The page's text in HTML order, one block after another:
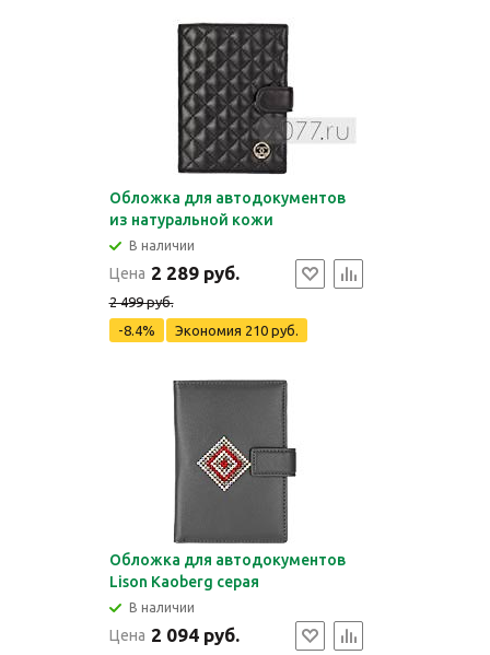
Обложка для автодокументов
из натуральной кожи
В наличии
Цена 2 289 руб.
2 499 руб.
-8.4%
Экономия 210 руб.
Обложка для автодокументов
Lison Kaoberg серая
В наличии
Цена 2 094 руб.